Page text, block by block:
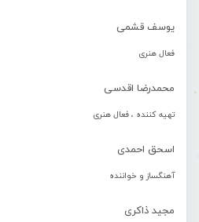
یوسف قشمی
فعال هنری
محمدرضا اقدسی
تهیه کننده ، فعال هنری
اسحق احمدی
آهنگساز و خواننده
مجید ذاکری